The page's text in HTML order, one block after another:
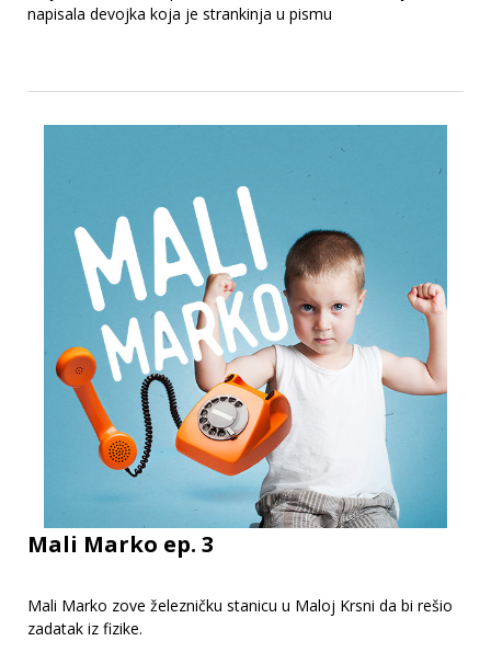
napisala devojka koja je strankinja u pismu
Mali Marko ep. 3
Mali Marko zove železničku stanicu u Maloj Krsni da bi rešio
zadatak iz fizike.